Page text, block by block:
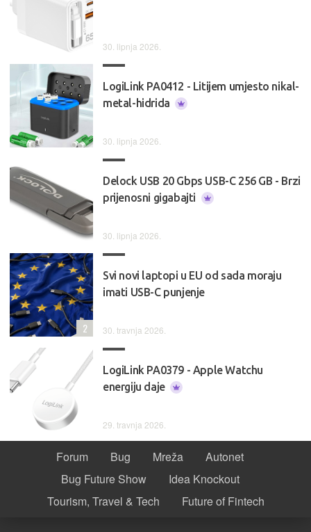
30. lipnja 2026.
LogiLink PA0412 - Litijem umjesto nikal-
metal-hidrida
30. lipnja 2026.
Delock USB 20 Gbps USB-C 256 GB - Brzi
prijenosni gigabajti
30. lipnja 2026.
Svi novi laptopi u EU od sada moraju
imati USB-C punjenje
30. travnja 2026.
2
LogiLink PA0379 - Apple Watchu
energiju daje
29. travnja 2026.
Forum Bug Mreža
Autonet
Bug Future Show
Idea Knockout
Tourism, Travel & Tech
Future of Fintech